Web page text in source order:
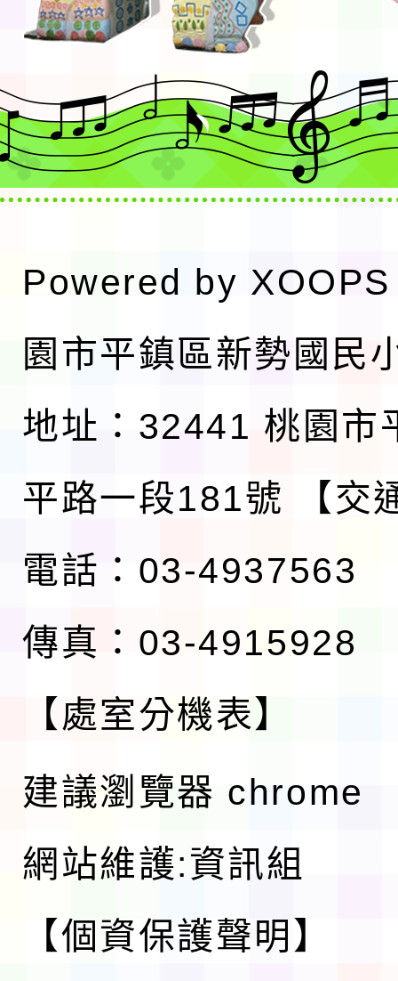
Powered by XOOPS
園市平鎮區新勢國民
地址：32441 桃園市
平路一段181號
【交
電話：03-4937563
傳真：03-4915928
【處室分機表】
建議瀏覽器 chrome
網站維護:資訊組
【個資保護聲明】